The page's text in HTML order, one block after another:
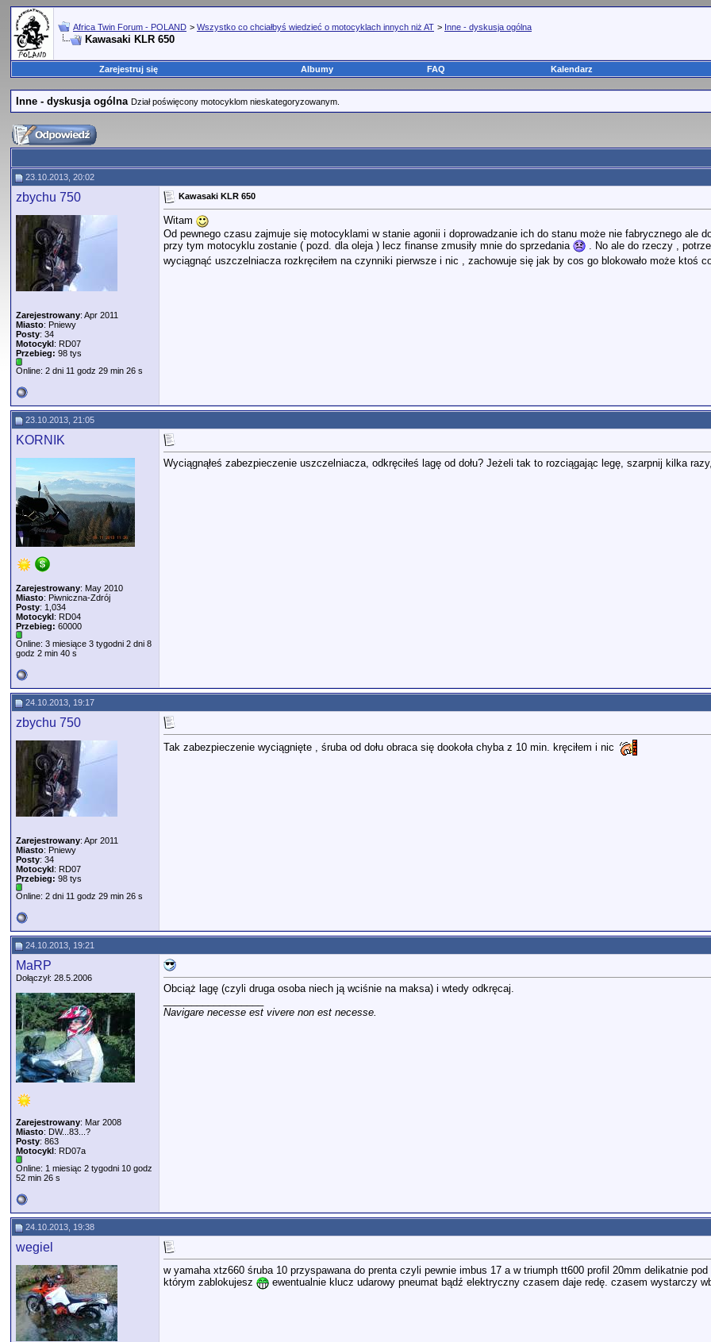
Africa Twin Forum - POLAND > Wszystko co chciałbyś wiedzieć o motocyklach innych niż AT > Inne - dyskusja ogólna
Kawasaki KLR 650
Zarejestruj się Albumy FAQ Kalendarz
Inne - dyskusja ogólna Dział poświęcony motocyklom nieskategoryzowanym.
23.10.2013, 20:02
zbychu 750
Zarejestrowany: Apr 2011
Miasto: Pniewy
Posty: 34
Motocykl: RD07
Przebieg: 98 tys
Online: 2 dni 11 godz 29 min 26 s
Kawasaki KLR 650
Witam
Od pewnego czasu zajmuje się motocyklami w stanie agonii i doprowadzanie ich do stanu może nie fabrycznego ale
przy tym motocyklu zostanie ( pozd. dla oleja ) lecz finanse zmusiły mnie do sprzedania
. No ale do rzeczy ,
wyciągnąć uszczelniacza rozkręciłem na czynniki pierwsze i nic , zachowuje się jak by cos go blokowało może ktoś
23.10.2013, 21:05
KORNIK
Zarejestrowany: May 2010
Miasto: Piwniczna-Zdrój
Posty: 1,034
Motocykl: RD04
Przebieg: 60000
Online: 3 miesiące 3 tygodni 2 dni 8
godz 2 min 40 s
Wyciągnąłeś zabezpieczenie uszczelniacza, odkręciłeś lagę od dołu? Jeżeli tak to rozciągając legę, szarpnij kilka
24.10.2013, 19:17
zbychu 750
Zarejestrowany: Apr 2011
Miasto: Pniewy
Posty: 34
Motocykl: RD07
Przebieg: 98 tys
Online: 2 dni 11 godz 29 min 26 s
Tak zabezpieczenie wyciągnięte , śruba od dołu obraca się dookoła chyba z 10 min. kręciłem i nic
24.10.2013, 19:21
MaRP
Dołączył: 28.5.2006
Zarejestrowany: Mar 2008
Miasto: DW...83...?
Posty: 863
Motocykl: RD07a
Online: 1 miesiąc 2 tygodni 10 godz
52 min 26 s
Obciąż lagę (czyli druga osoba niech ją wciśnie na maksa) i wtedy odkręcaj.
Navigare necesse est vivere non est necesse.
24.10.2013, 19:38
wegiel
w yamaha xtz660 śruba 10 przyspawana do prenta czyli pewnie imbus 17 a w triumph tt600 profil 20mm delikatnie
którym zablokujesz
ewentualnie klucz udarowy pneumat bądź elektryczny czasem daje redę. czasem wystarczy